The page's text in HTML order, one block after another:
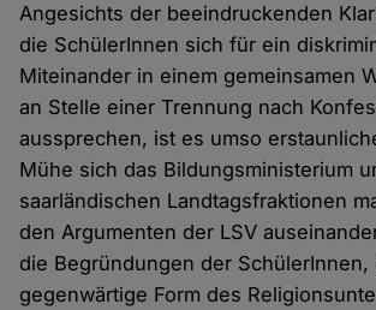
Angesichts der beeindruckenden
die SchülerInnen sich für ein
Miteinander in einem gemeinsamen
an Stelle einer Trennung nach
aussprechen, ist es umso
Mühe sich das Bildungsministerium
saarländischen Landtagsfraktionen
den Argumenten der LSV
die Begründungen der SchülerInnen,
gegenwärtige Form des